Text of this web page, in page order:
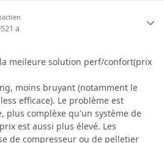
21 a
meileure solution perf/confort(prix
moins bruyant (notamment le
efficace). Le problème est
plus complèxe qu'un système de
est aussi plus élevé. Les
de compresseur ou de pelletier